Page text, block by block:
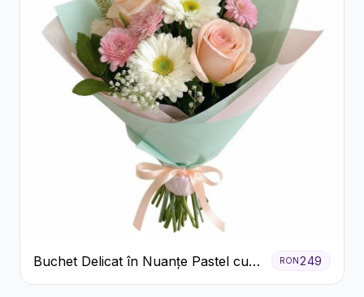
Buchet Delicat în Nuanțe Pastel cu
Trandafiri și Crizanteme Roz
RON 249